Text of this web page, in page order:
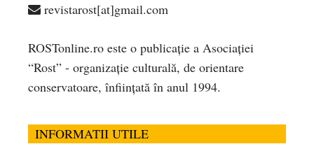
revistarost[at]gmail.com
ROSTonline.ro este o publicaţie a Asociaţiei
“Rost” - organizaţie culturală, de orientare
conservatoare, înfiinţată în anul 1994.
INFORMATII UTILE